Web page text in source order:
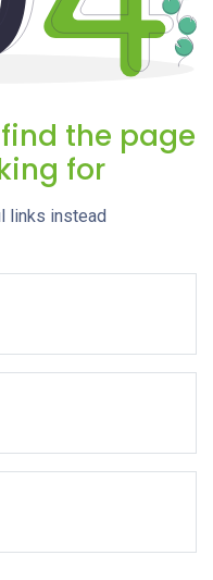
the page
for
links instead